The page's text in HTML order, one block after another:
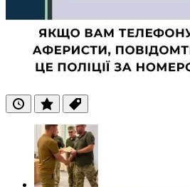
ОстанніПопулярні
Теги